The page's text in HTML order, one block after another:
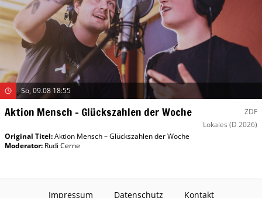
So, 09.08 18:55
Aktion Mensch – Glückszahlen der Woche
ZDF
Lokales (D 2026)
Original Titel:Aktion Mensch – Glückszahlen der Woche
Moderator: Rudi Cerne
Impressum Datenschutz Kontakt